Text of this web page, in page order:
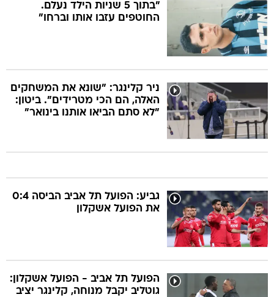
"בתוך 5 שניות הילד נעלם.
החוטפים עזבו אותו וברחו"
ניר קלינגר: "שונא את המשחקים
האלה, הם הכי מטרידים". ביטון:
"לא סתם הביאו אותנו בינואר"
גביע: הפועל תל אביב הביסה 0:4
את הפועל אשקלון
הפועל תל אביב - הפועל אשקלון:
גוטליב יקבל מנוחה, קלינגר יציב